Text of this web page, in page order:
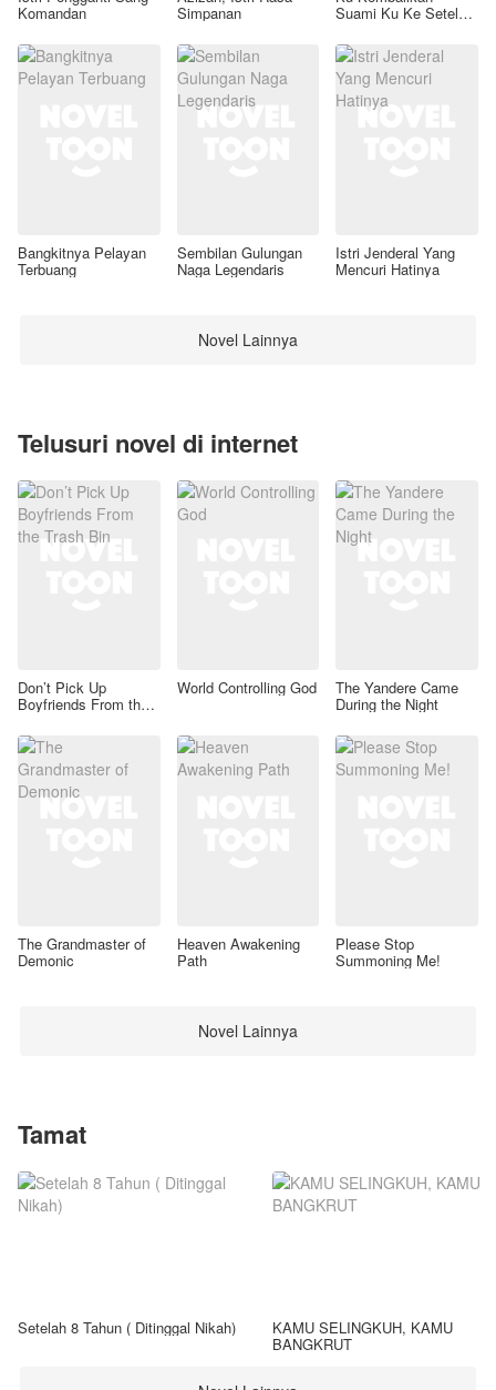
Komandan Simpanan Suami Ku Ke Setelan
Bangkitnya Pelayan
Terbuang
Sembilan Gulungan
Naga Legendaris
Istri Jenderal Yang
Mencuri Hatinya
Novel Lainnya
Telusuri novel di internet
Don’t Pick Up
Boyfriends From the
World Controlling God The Yandere Came
During the Night
The Grandmaster of
Demonic
Heaven Awakening
Path
Please Stop
Summoning Me!
Novel Lainnya
Tamat
Setelah 8 Tahun ( Ditinggal Nikah) KAMU SELINGKUH, KAMU
BANGKRUT